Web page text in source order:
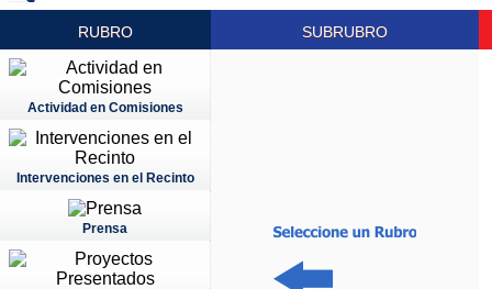
RUBRO
Actividad en Comisiones
Intervenciones en el Recinto
Prensa
SUBRUBRO